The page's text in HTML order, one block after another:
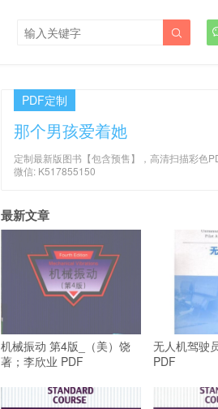

PDF定制
那个男孩爱着她
定制最新版图书【包含预售】，高清扫描彩色
微信: K517855150
最新文章
机械振动 第4版_（美）饶
著；李欣业 PDF
无人机驾驶
PDF